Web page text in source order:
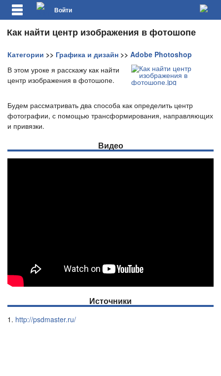
Войти
Как найти центр изображения в фотошопе
Категории >> Графика и дизайн >> Adobe Photoshop
В этом уроке я расскажу как найти
центр изображения в фотошопе.
Будем рассматривать два способа как определить центр
фотографии, с помощью трансформирования, направляющих
и привязки.
Видео
Источники
http://psdmaster.ru/